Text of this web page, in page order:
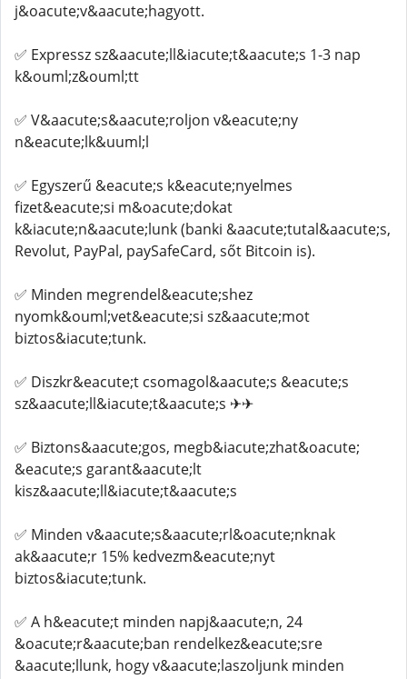
j&oacute;v&aacute;hagyott.
✅ Expressz sz&aacute;ll&iacute;t&aacute;s 1-3 nap
k&ouml;z&ouml;tt
✅ V&aacute;s&aacute;roljon v&eacute;ny
n&eacute;lk&uuml;l
✅ Egyszerű &eacute;s k&eacute;nyelmes
fizet&eacute;si m&oacute;dokat
k&iacute;n&aacute;lunk (banki &aacute;tutal&aacute;s,
Revolut, PayPal, paySafeCard, sőt Bitcoin is).
✅ Minden megrendel&eacute;shez
nyomk&ouml;vet&eacute;si sz&aacute;mot
biztos&iacute;tunk.
✅ Diszkr&eacute;t csomagol&aacute;s &eacute;s
sz&aacute;ll&iacute;t&aacute;s ✈✈
✅ Biztons&aacute;gos, megb&iacute;zhat&oacute;
&eacute;s garant&aacute;lt
kisz&aacute;ll&iacute;t&aacute;s
✅ Minden v&aacute;s&aacute;rl&oacute;nknak
ak&aacute;r 15% kedvezm&eacute;nyt
biztos&iacute;tunk.
✅ A h&eacute;t minden napj&aacute;n, 24
&oacute;r&aacute;ban rendelkez&eacute;sre
&aacute;llunk, hogy v&aacute;laszoljunk minden